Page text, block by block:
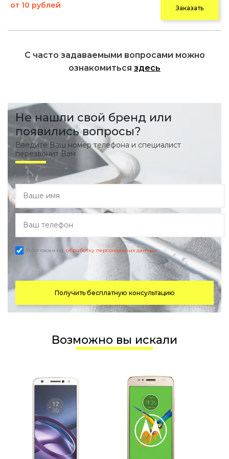
от 10 рублей Заказать
С часто задаваемыми вопросами можно
ознакомиться здесь
Не нашли свой бренд или
появились вопросы?
Введите Ваш номер телефона и специалист
перезвонит Вам
Я согласен на обработку персональных данных
Получить бесплатную консультацию
Возможно вы искали